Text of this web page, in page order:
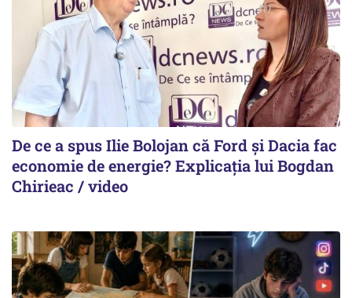
De ce a spus Ilie Bolojan că Ford și Dacia fac
economie de energie? Explicația lui Bogdan
Chirieac / video